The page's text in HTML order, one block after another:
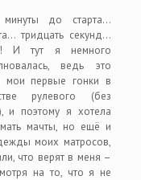
до старта…
тридцать секунд…
И тут я немного
ведь это
мои первые гонки в
рулевого (без
и поэтому я хотела
мачты, но ещё и
моих матросов,
что верят в меня –
на то, что я не